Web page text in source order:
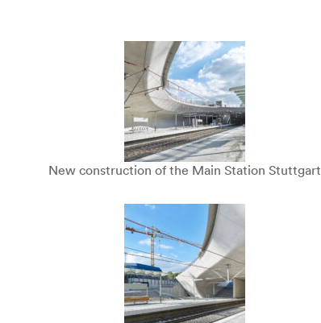
New construction of the Main Station Stuttgart